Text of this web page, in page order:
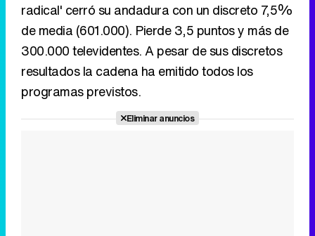
radical' cerró su andadura con un discreto 7,5%
de media (601.000). Pierde 3,5 puntos y más de
300.000 televidentes. A pesar de sus discretos
resultados la cadena ha emitido todos los
programas previstos.
Eliminar anuncios